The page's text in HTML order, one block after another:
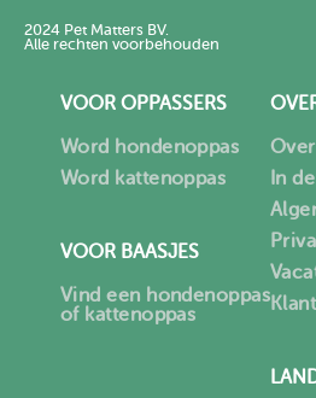
2024 Pet Matters BV.
Alle rechten voorbehouden
VOOR OPPASSERS
Word hondenoppas
Word kattenoppas
VOOR BAASJES
Vind een hondenoppas
of kattenoppas
In